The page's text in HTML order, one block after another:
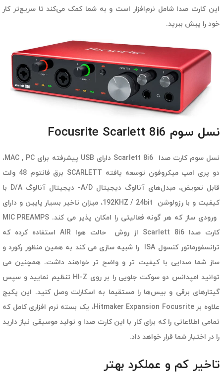
این کارت صدا شامل نرم‌افزار است و به شما کمک می‌کند تا سریع‌تر کار
خود را پیش ببرید.
نسل سوم Focusrite Scarlett 8i6
نسل سوم کارت صدا Scarlett 8i6 دارای USB پیشرفته برای MAC , PC،
دو پری امپ میکروفون توسعه یافته SCARLETT برق فانتوم 48 ولت
قابل تعویض، مبدل‌های آنالوگ دیجیتال A/D- دیجیتال آنالوگ D/A با
کیفیت و با رزولوشن 192KHZ / 24bit، میزان تاخیر بسیار پایین و دارای
ورودی ساز که هر گونه فعالیتی را امکان پذیر می کند. MIC PREAMPS
کارت صدا Scarlett 8i6 از روش حالت هوا AIR استفاده کرده که
ترانسفورماتور کنسول ISA را شبیه سازی می کند به همین منظور رکورد و
ساز شما صدایی با کیفیت تر و واضح تر خواهند داشت. همچنین می
توانید امپدانس دو سوکت جلویی را بر روی HI-Z تنظیم نمایید و سپس
گیتارهای برقی و بیس‌ها را مستقیما به اسکارلت وصل کنید. این پکیج
علاوه بر Hitmaker Expansion Focusrite، یک بسته نرم افزاری کامل که
تمامی اطلاعاتی را که برای کار با این کارت صدا و تولید موسیقی نیاز دارید
را در اختیار شما قرار خواهد داد.
تاخیر کم و عملکرد بهتر